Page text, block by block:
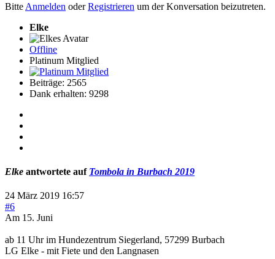
Bitte Anmelden oderRegistrieren um der Konversation beizutreten.
Elke
Offline
Platinum Mitglied
Beiträge: 2565
Dank erhalten: 9298
Elke antwortete auf Tombola in Burbach 2019
24 März 2019 16:57
#6
Am 15. Juni
ab 11 Uhr im Hundezentrum Siegerland, 57299 Burbach
LG Elke - mit Fiete und den Langnasen